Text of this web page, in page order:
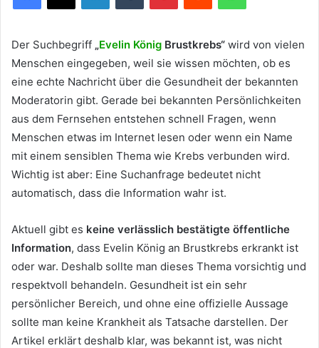
Der Suchbegriff „Evelin König Brustkrebs“ wird von vielen
Menschen eingegeben, weil sie wissen möchten, ob es
eine echte Nachricht über die Gesundheit der bekannten
Moderatorin gibt. Gerade bei bekannten Persönlichkeiten
aus dem Fernsehen entstehen schnell Fragen, wenn
Menschen etwas im Internet lesen oder wenn ein Name
mit einem sensiblen Thema wie Krebs verbunden wird.
Wichtig ist aber: Eine Suchanfrage bedeutet nicht
automatisch, dass die Information wahr ist.
Aktuell gibt es keine verlässlich bestätigte öffentliche
Information, dass Evelin König an Brustkrebs erkrankt ist
oder war. Deshalb sollte man dieses Thema vorsichtig und
respektvoll behandeln. Gesundheit ist ein sehr
persönlicher Bereich, und ohne eine offizielle Aussage
sollte man keine Krankheit als Tatsache darstellen. Der
Artikel erklärt deshalb klar, was bekannt ist, was nicht